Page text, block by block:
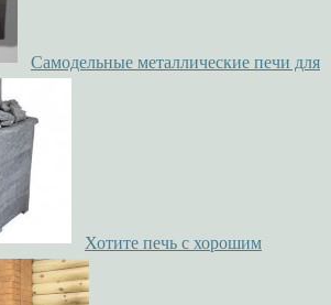
Самодельные металлические печи для
Хотите печь с хорошим